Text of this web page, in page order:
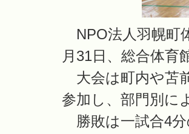
NPO法人羽幌町
月31日、総合体
大会は町内や苫
参加し、部門別に
勝敗は一試合4分